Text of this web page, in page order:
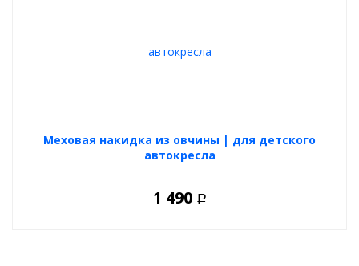
Меховая накидка из овчины | для детского
автокресла
1 490 Р